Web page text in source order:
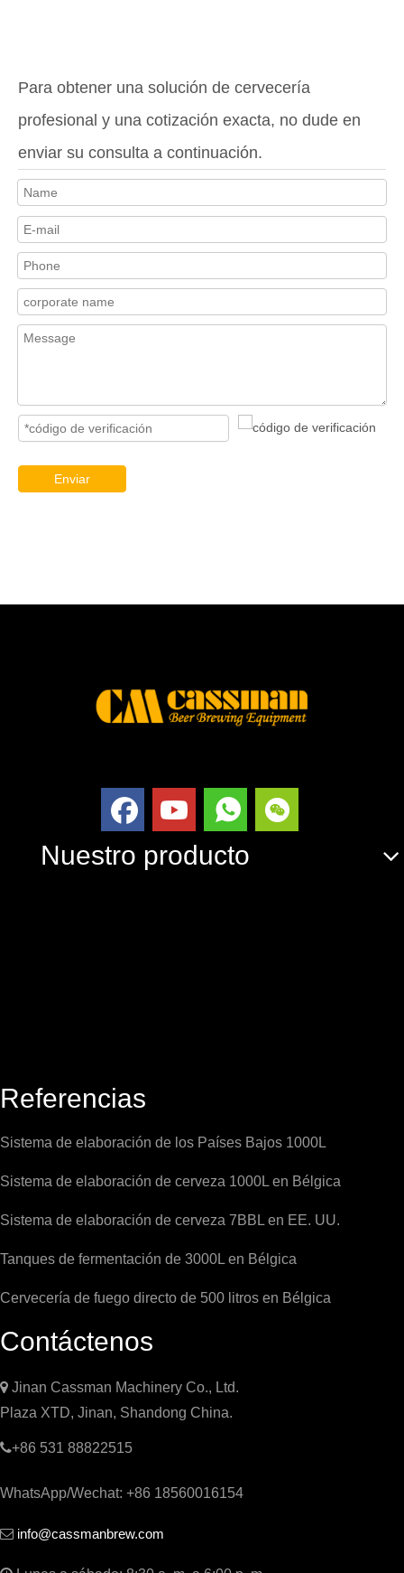
Para obtener una solución de cervecería
profesional y una cotización exacta, no dude en
enviar su consulta a continuación.
Enviar
Nuestro producto
Referencias
Sistema de elaboración de los Países Bajos 1000L
Sistema de elaboración de cerveza 1000L en Bélgica
Sistema de elaboración de cerveza 7BBL en EE. UU.
Tanques de fermentación de 3000L en Bélgica
Cervecería de fuego directo de 500 litros en Bélgica
Contáctenos
 Jinan Cassman Machinery Co., Ltd.
Plaza XTD, Jinan, Shandong China.
+86 531 88822515
WhatsApp/Wechat: +86 18560016154
 info@cassmanbrew.com